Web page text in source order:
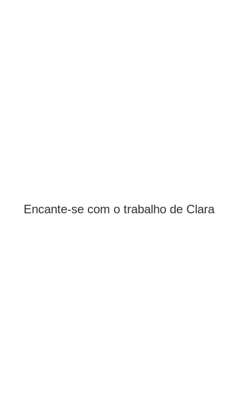
Encante-se com o trabalho de Clara